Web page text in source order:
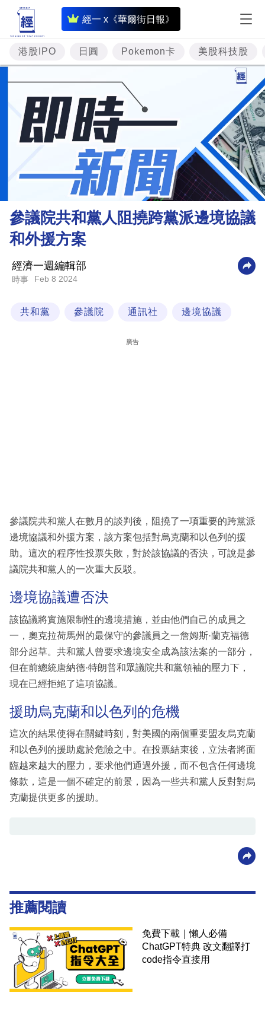
經一 x《華爾街日報》
即
時
財
經
專
題
投
資
樓
市
財
商
業
科
區
港股IPO 日圓 Pokemon卡 美股科技股
參議院共和黨人阻撓跨黨派邊境協議
和外援方案
經濟一週編輯部
時事 Feb 8 2024
共和黨 參議院 通訊社 邊境協議
廣告
參議院共和黨人在數月的談判後，阻撓了一項重要的跨黨派
邊境協議和外援方案，該方案包括對烏克蘭和以色列的援
助。這次的程序性投票失敗，對於該協議的否決，可說是參
議院共和黨人的一次重大反駁。
邊境協議遭否決
該協議將實施限制性的邊境措施，並由他們自己的成員之
一，奧克拉荷馬州的最保守的參議員之一詹姆斯·蘭克福德
部分起草。共和黨人曾要求邊境安全成為該法案的一部分，
但在前總統唐納德·特朗普和眾議院共和黨領袖的壓力下，
現在已經拒絕了這項協議。
援助烏克蘭和以色列的危機
這次的結果使得在關鍵時刻，對美國的兩個重要盟友烏克蘭
和以色列的援助處於危險之中。在投票結束後，立法者將面
臨越來越大的壓力，要求他們通過外援，而不包含任何邊境
條款，這是一個不確定的前景，因為一些共和黨人反對對烏
克蘭提供更多的援助。
推薦閱讀
免費下載｜懶人必備
ChatGPT特典 改文翻譯打
code指令直接用